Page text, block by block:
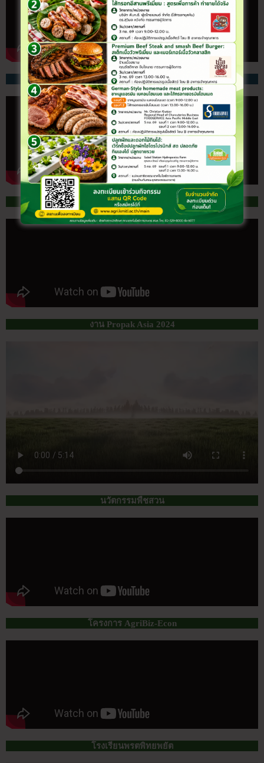
หลักสูตร Agrinovator
สจล. ร่วมกับคาร์กิลล์สยาม
งาน Propak Asia 2024
นวัตกรรมพืชสวน
โครงการ AgriBiz-Econ
โรงเรียนพรตพิทยพยัต